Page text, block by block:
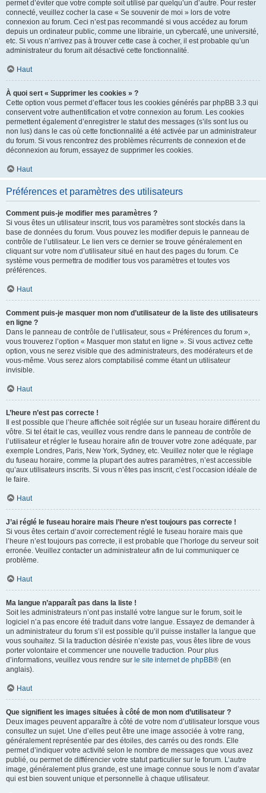
permet d’éviter que votre compte soit utilisé par quelqu’un d’autre. Pour rester
connecté, veuillez cocher la case « Se souvenir de moi » lors de votre
connexion au forum. Ceci n’est pas recommandé si vous accédez au forum
depuis un ordinateur public, comme une librairie, un cybercafé, une université,
etc. Si vous n’arrivez pas à trouver cette case à cocher, il est probable qu’un
administrateur du forum ait désactivé cette fonctionnalité.
Haut
À quoi sert « Supprimer les cookies » ?
Cette option vous permet d’effacer tous les cookies générés par phpBB 3.3 qui
conservent votre authentification et votre connexion au forum. Les cookies
permettent également d’enregistrer le statut des messages (s’ils sont lus ou
non lus) dans le cas où cette fonctionnalité a été activée par un administrateur
du forum. Si vous rencontrez des problèmes récurrents de connexion et de
déconnexion au forum, essayez de supprimer les cookies.
Haut
Préférences et paramètres des utilisateurs
Comment puis-je modifier mes paramètres ?
Si vous êtes un utilisateur inscrit, tous vos paramètres sont stockés dans la
base de données du forum. Vous pouvez les modifier depuis le panneau de
contrôle de l’utilisateur. Le lien vers ce dernier se trouve généralement en
cliquant sur votre nom d’utilisateur situé en haut des pages du forum. Ce
système vous permettra de modifier tous vos paramètres et toutes vos
préférences.
Haut
Comment puis-je masquer mon nom d’utilisateur de la liste des utilisateurs
en ligne ?
Dans le panneau de contrôle de l’utilisateur, sous « Préférences du forum »,
vous trouverez l’option « Masquer mon statut en ligne ». Si vous activez cette
option, vous ne serez visible que des administrateurs, des modérateurs et de
vous-même. Vous serez alors comptabilisé comme étant un utilisateur
invisible.
Haut
L’heure n’est pas correcte !
Il est possible que l’heure affichée soit réglée sur un fuseau horaire différent du
vôtre. Si tel était le cas, veuillez vous rendre dans le panneau de contrôle de
l’utilisateur et régler le fuseau horaire afin de trouver votre zone adéquate, par
exemple Londres, Paris, New York, Sydney, etc. Veuillez noter que le réglage
du fuseau horaire, comme la plupart des autres paramètres, n’est accessible
qu’aux utilisateurs inscrits. Si vous n’êtes pas inscrit, c’est l’occasion idéale de
le faire.
Haut
J’ai réglé le fuseau horaire mais l’heure n’est toujours pas correcte !
Si vous êtes certain d’avoir correctement réglé le fuseau horaire mais que
l’heure n’est toujours pas correcte, il est probable que l’horloge du serveur soit
erronée. Veuillez contacter un administrateur afin de lui communiquer ce
problème.
Haut
Ma langue n’apparaît pas dans la liste !
Soit les administrateurs n’ont pas installé votre langue sur le forum, soit le
logiciel n’a pas encore été traduit dans votre langue. Essayez de demander à
un administrateur du forum s’il est possible qu’il puisse installer la langue que
vous souhaitez. Si la traduction désirée n’existe pas, vous êtes libre de vous
porter volontaire et commencer une nouvelle traduction. Pour plus
d’informations, veuillez vous rendre sur le site internet de phpBB® (en
anglais).
Haut
Que signifient les images situées à côté de mon nom d’utilisateur ?
Deux images peuvent apparaître à côté de votre nom d’utilisateur lorsque vous
consultez un sujet. Une d’elles peut être une image associée à votre rang,
généralement représentée par des étoiles, des carrés ou des ronds. Elle
permet d’indiquer votre activité selon le nombre de messages que vous avez
publié, ou permet de différencier votre statut particulier sur le forum. L’autre
image, généralement plus grande, est une image connue sous le nom d’avatar
qui est bien souvent unique et personnelle à chaque utilisateur.